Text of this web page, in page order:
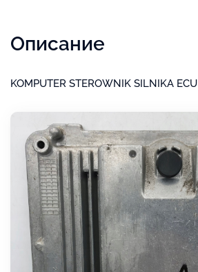
Описание
KOMPUTER STEROWNIK SILNIKA ECU